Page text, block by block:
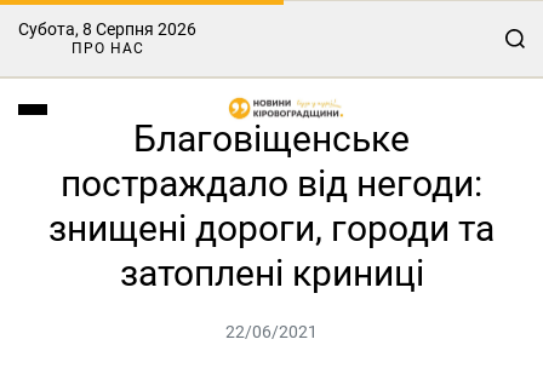
Субота, 8 Серпня 2026
ПРО НАС
Благовіщенське
постраждало від негоди:
знищені дороги, городи та
затоплені криниці
22/06/2021